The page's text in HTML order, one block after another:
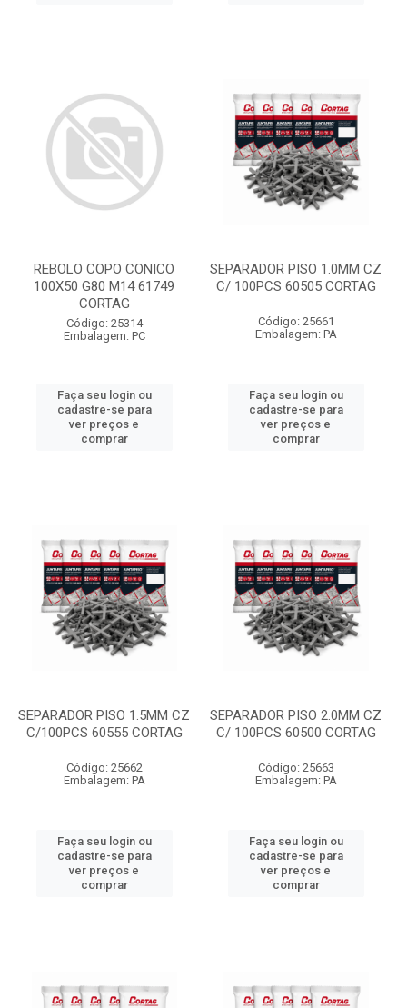
REBOLO COPO CONICO
100X50 G80 M14 61749
CORTAG
Código: 25314
Embalagem: PC
Faça seu login ou
cadastre-se para
ver preços e
comprar
SEPARADOR PISO 1.0MM CZ
C/ 100PCS 60505 CORTAG
Código: 25661
Embalagem: PA
Faça seu login ou
cadastre-se para
ver preços e
comprar
SEPARADOR PISO 1.5MM CZ
C/100PCS 60555 CORTAG
Código: 25662
Embalagem: PA
Faça seu login ou
cadastre-se para
ver preços e
comprar
SEPARADOR PISO 2.0MM CZ
C/ 100PCS 60500 CORTAG
Código: 25663
Embalagem: PA
Faça seu login ou
cadastre-se para
ver preços e
comprar